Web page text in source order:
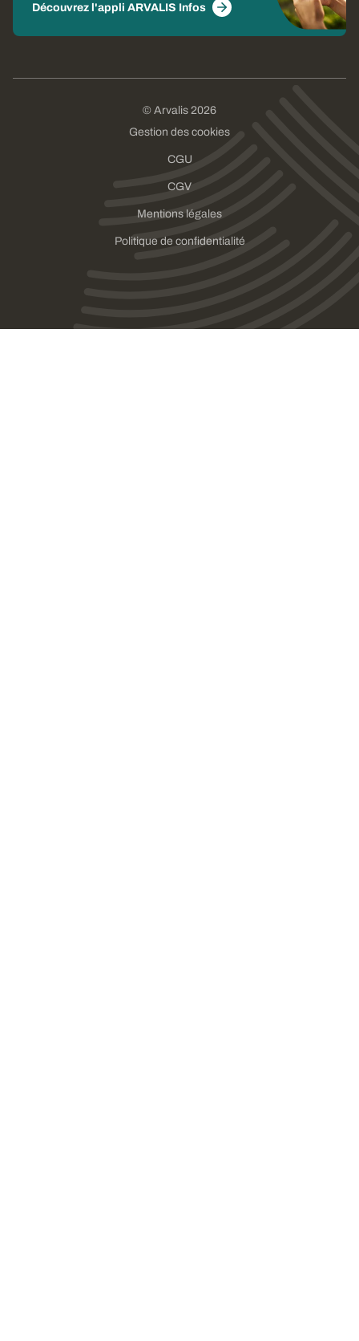
Découvrez l'appli ARVALIS Infos
© Arvalis 2026
Gestion des cookies
CGU
CGV
Mentions légales
Politique de confidentialité